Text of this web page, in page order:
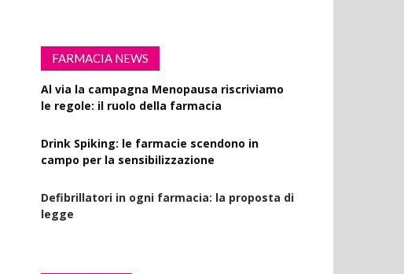
FARMACIA NEWS
Al via la campagna Menopausa riscriviamo
le regole: il ruolo della farmacia
Drink Spiking: le farmacie scendono in
campo per la sensibilizzazione
Defibrillatori in ogni farmacia: la proposta di
legge